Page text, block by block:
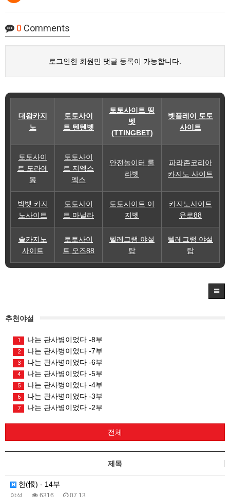
0 Comments
로그인한 회원만 댓글 등록이 가능합니다.
대왕카지
노
토토사이
트 텐텐벳
토토사이트 띵
벳
(TTINGBET)
벳플레이 토토
사이트
토토사이
트 도라에
몽
토토사이
트 지엑스
엑스
안전놀이터 룰
라벳
파라존코리아
카지노 사이트
빅벳 카지
노사이트
토토사이
트 마닐라
토토사이트 이
지벳
카지노사이트
유로88
솔카지노
사이트
토토사이
트 오즈88
텔레그램 야설
탑
텔레그램 야설
탑
추천야설
1 나는 관사병이었다 -8부
2 나는 관사병이었다 -7부
3 나는 관사병이었다 -6부
4 나는 관사병이었다 -5부
5 나는 관사병이었다 -4부
6 나는 관사병이었다 -3부
7 나는 관사병이었다 -2부
전체
제목
한(恨) - 14부
야설 6316 07.13